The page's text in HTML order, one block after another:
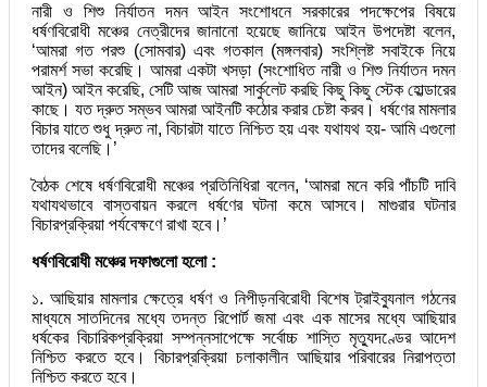
নারী ও শিশু নির্যাতন দমন আইন সংশোধনে সরকারের পদক্ষেপের বিষয়ে
ধর্ষণবিরোধী মঞ্চের নেত্রীদের জানানো হয়েছে জানিয়ে আইন উপদেষ্টা বলেন,
‘আমরা গত পরশু (সোমবার) এবং গতকাল (মঙ্গলবার) সংশ্লিষ্ট সবাইকে নিয়ে
পরামর্শ সভা করেছি। আমরা একটা খসড়া (সংশোধিত নারী ও শিশু নির্যাতন দমন
আইন) আইন করেছি, সেটি আজ আমরা সার্কুলেট করছি কিছু কিছু স্টেক হোল্ডারের
কাছে। যত দ্রুত সম্ভব আমরা আইনটি কঠোর করার চেষ্টা করব। ধর্ষণের মামলার
বিচার যাতে শুধু দ্রুত না, বিচারটা যাতে নিশ্চিত হয় এবং যথাযথ হয়- আমি এগুলো
তাদের বলেছি।’
বৈঠক শেষে ধর্ষণবিরোধী মঞ্চের প্রতিনিধিরা বলেন, ‘আমরা মনে করি পাঁচটি দাবি
যথাযথভাবে বাস্তবায়ন করলে ধর্ষণের ঘটনা কমে আসবে। মাগুরার ঘটনার
বিচারপ্রক্রিয়া পর্যবেক্ষণে রাখা হবে।’
ধর্ষণবিরোধী মঞ্চের দফাগুলো হলো :
১. আছিয়ার মামলার ক্ষেত্রে ধর্ষণ ও নিপীড়নবিরোধী বিশেষ ট্রাইব্যুনাল গঠনের
মাধ্যমে সাতদিনের মধ্যে তদন্ত রিপোর্ট জমা এবং এক মাসের মধ্যে আছিয়ার
ধর্ষকের বিচারিকপ্রক্রিয়া সম্পন্নসাপেক্ষে সর্বোচ্চ শাস্তি মৃত্যুদণ্ডের আদেশ
নিশ্চিত করতে হবে। বিচারপ্রক্রিয়া চলাকালীন আছিয়ার পরিবারের নিরাপত্তা
নিশ্চিত করতে হবে।